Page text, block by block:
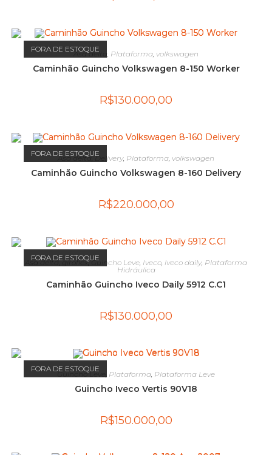
FORA DE ESTOQUE
Asa delta, Plataforma, volkswagen
Caminhão Guincho Volkswagen 8-150 Worker
R$130.000,00
FORA DE ESTOQUE
Asa delta,Delivery, Plataforma, volkswagen
Caminhão Guincho Volkswagen 8-160 Delivery
R$220.000,00
FORA DE ESTOQUE
Asa delta,giroflex,Guincho Leve Iveco iveco daily, Plataforma
Hidráulica
Caminhão Guincho Iveco Daily 5912 C.C1
R$130.000,00
FORA DE ESTOQUE
Guincho Leve Plataforma Plataforma Leve
Guincho Iveco Vertis 90V18
R$150.000,00